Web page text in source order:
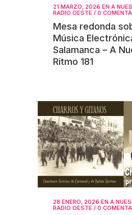
21 MARZO, 2026 EN A
RADIO OESTE / 0
Mesa redonda
Música
Salamanca – A
Ritmo 181
28 ENERO, 2026 EN A
RADIO OESTE / 0